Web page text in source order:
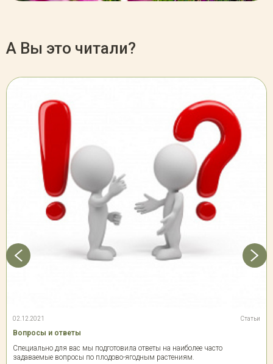
А Вы это читали?
02.12.2021 Статьи
Вопросы и ответы
Специально для вас мы подготовила ответы на наиболее часто
задаваемые вопросы по плодово-ягодным растениям.